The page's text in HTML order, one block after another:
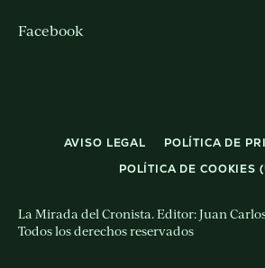
Facebook
AVISO LEGAL
POLÍTICA DE
POLÍTICA DE COOKIES
La Mirada del Cronista. Editor: Juan
Todos los derechos reservados